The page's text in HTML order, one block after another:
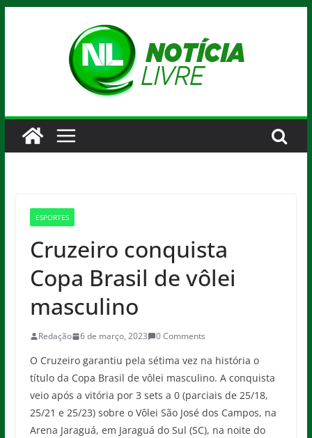
ESPORTES
Cruzeiro conquista
Copa Brasil de vôlei
masculino
Redação 6 de março, 2023 0 Comments
O Cruzeiro garantiu pela sétima vez na história o
título da Copa Brasil de vôlei masculino. A conquista
veio após a vitória por 3 sets a 0 (parciais de 25/18,
25/21 e 25/23) sobre o Vôlei São José dos Campos, na
Arena Jaraguá, em Jaraguá do Sul (SC), na noite do